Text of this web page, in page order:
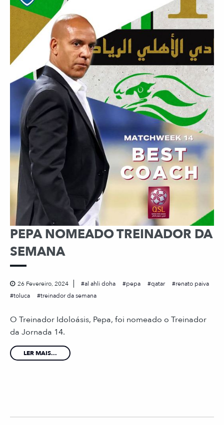
PEPA NOMEADO TREINADOR DA
SEMANA
26 Fevereiro, 2024 al ahli doha pepa qatar
renato paiva
toluca
treinador da semana
O Treinador Idoloásis, Pepa, foi nomeado o Treinador
da Jornada 14.
LER MAIS...